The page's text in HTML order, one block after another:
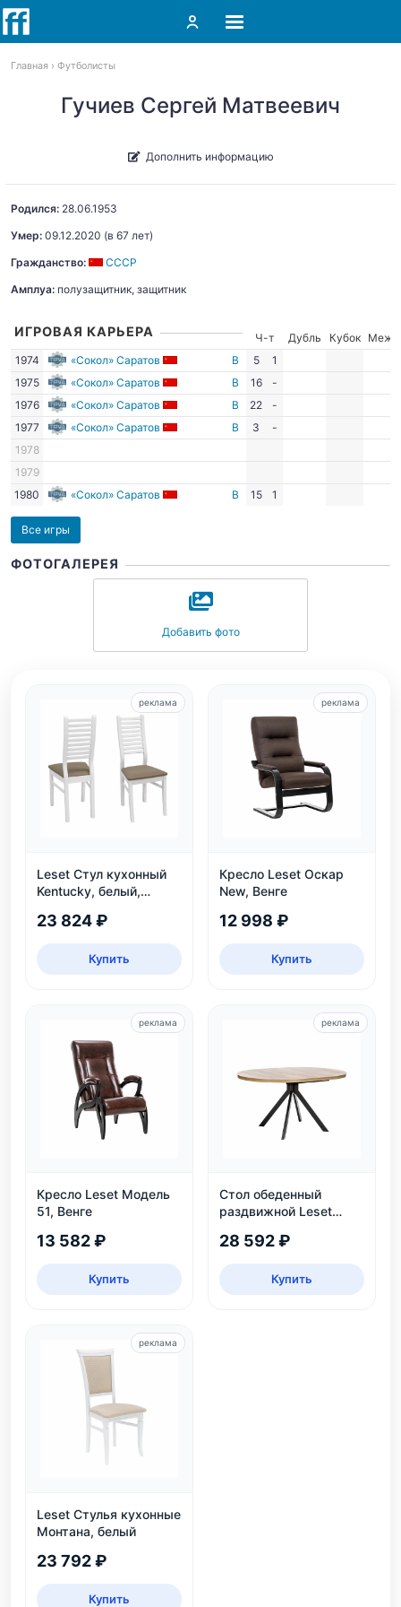
Главная Футболисты
Гучиев Сергей Матвеевич
Дополнить информацию
Родился: 28.06.1953
Умер: 09.12.2020 (в 67 лет)
Гражданство:
СССР
Амплуа: полузащитник, защитник
ИГРОВАЯ КАРЬЕРА Ч-т Дубль Кубок
Межд.
1974
«Сокол» Саратов В 5
1
1975
«Сокол» Саратов В 16
-
1976
«Сокол» Саратов В 22
-
1977
«Сокол» Саратов В 3
-
1978
1979
1980
«Сокол» Саратов В 15 1
Все игры
ФОТОГАЛЕРЕЯ
Добавить фото
Leset Стул кухонный
Kentucky, белый,
23 824 ₽
Купить
реклама
Кресло Leset Оскар
New, Венге
12 998 ₽
Купить
реклама
Кресло Leset Модель
51, Венге
13 582 ₽
Купить
реклама
Стол обеденный
раздвижной Leset
безопасный, ЛДСП,
28 592 ₽
Купить
реклама
Leset Стулья кухонные
Монтана, белый
23 792 ₽
Купить
реклама